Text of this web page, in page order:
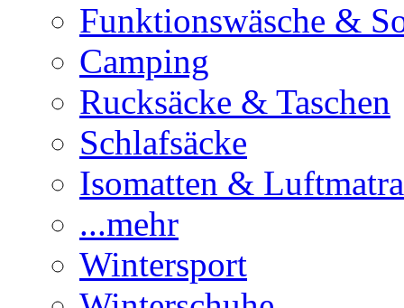
Funktionswäsche &
Camping
Rucksäcke & Taschen
Schlafsäcke
Isomatten &
...mehr
Wintersport